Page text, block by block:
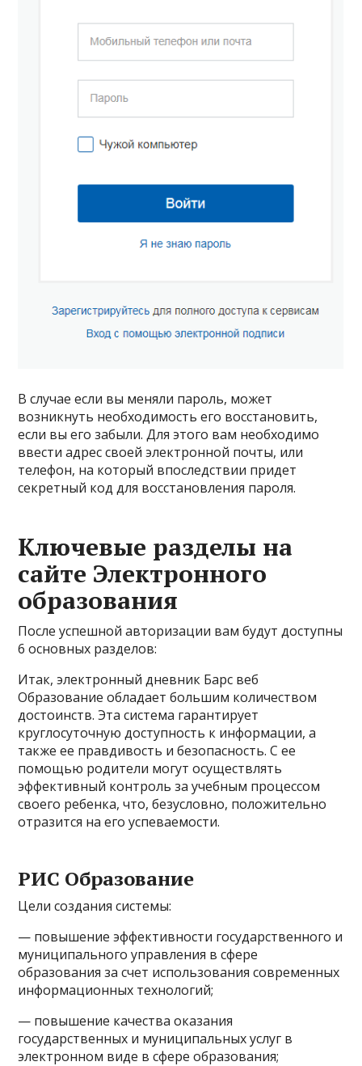
В случае если вы меняли пароль, может
возникнуть необходимость его восстановить,
если вы его забыли. Для этого вам необходимо
ввести адрес своей электронной почты, или
телефон, на который впоследствии придет
секретный код для восстановления пароля.
Ключевые разделы на
сайте Электронного
образования
После успешной авторизации вам будут доступны
6 основных разделов:
Итак, электронный дневник Барс веб
Образование обладает большим количеством
достоинств. Эта система гарантирует
круглосуточную доступность к информации, а
также ее правдивость и безопасность. С ее
помощью родители могут осуществлять
эффективный контроль за учебным процессом
своего ребенка, что, безусловно, положительно
отразится на его успеваемости.
РИС Образование
Цели создания системы:
— повышение эффективности государственного и
муниципального управления в сфере
образования за счет использования современных
информационных технологий;
— повышение качества оказания
государственных и муниципальных услуг в
электронном виде в сфере образования;